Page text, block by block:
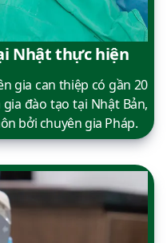
Nhật thực hiện
gia can thiệp có gần 20
đào tạo tại Nhật Bản,
bởi chuyên gia Pháp.